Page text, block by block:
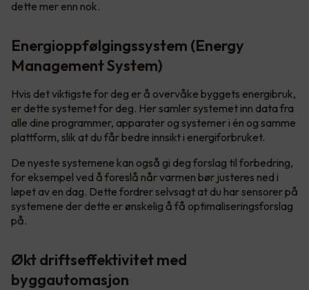
dette mer enn nok.
Energioppfølgingssystem (Energy
Management System)
Hvis det viktigste for deg er å overvåke byggets energibruk,
er dette systemet for deg. Her samler systemet inn data fra
alle dine programmer, apparater og systemer i én og samme
plattform, slik at du får bedre innsikt i energiforbruket.
De nyeste systemene kan også gi deg forslag til forbedring,
for eksempel ved å foreslå når varmen bør justeres ned i
løpet av en dag. Dette fordrer selvsagt at du har sensorer på
systemene der dette er ønskelig å få optimaliseringsforslag
på.
Økt driftseffektivitet med
byggautomasjon